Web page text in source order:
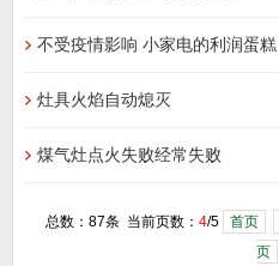
不受疫情影响 小家电的利润蛋糕
灶具火焰自动熄灭
煤气灶点火失败经常失败
总数：87条 当前页数： 4/5 首页
页